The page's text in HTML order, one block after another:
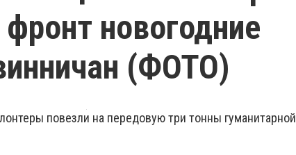
новогодние
(ФОТО)
повезли на передовую три тонны гуманитарной